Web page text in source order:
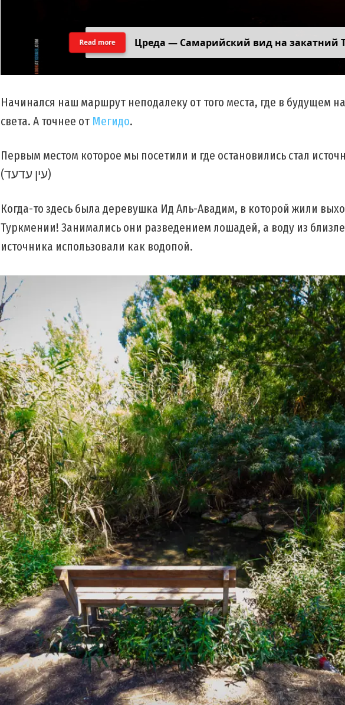
Цреда — Самарийский вид на закатний
Read more
Начинался наш маршрут неподалеку от того места, где в будущем
света. А точнее от Мегидо.
Первым местом которое мы посетили и где остановились стал
(עין עדעד)
Когда-то здесь была деревушка Ид Аль-Авадим, в которой жили
Туркмении! Занимались они разведением лошадей, а воду из
источника использовали как водопой.